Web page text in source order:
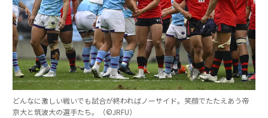
どんなに激しい戦いでも試合が終わればノーサイド。笑顔でたたえあう帝
京大と筑波大の選手たち。（©︎JRFU）